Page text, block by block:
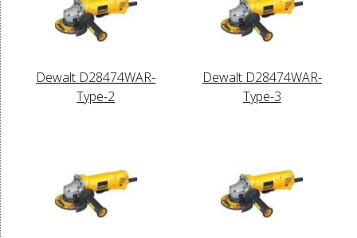
Dewalt D28474WAR-
Type-2
Dewalt D28474WAR-
Type-3